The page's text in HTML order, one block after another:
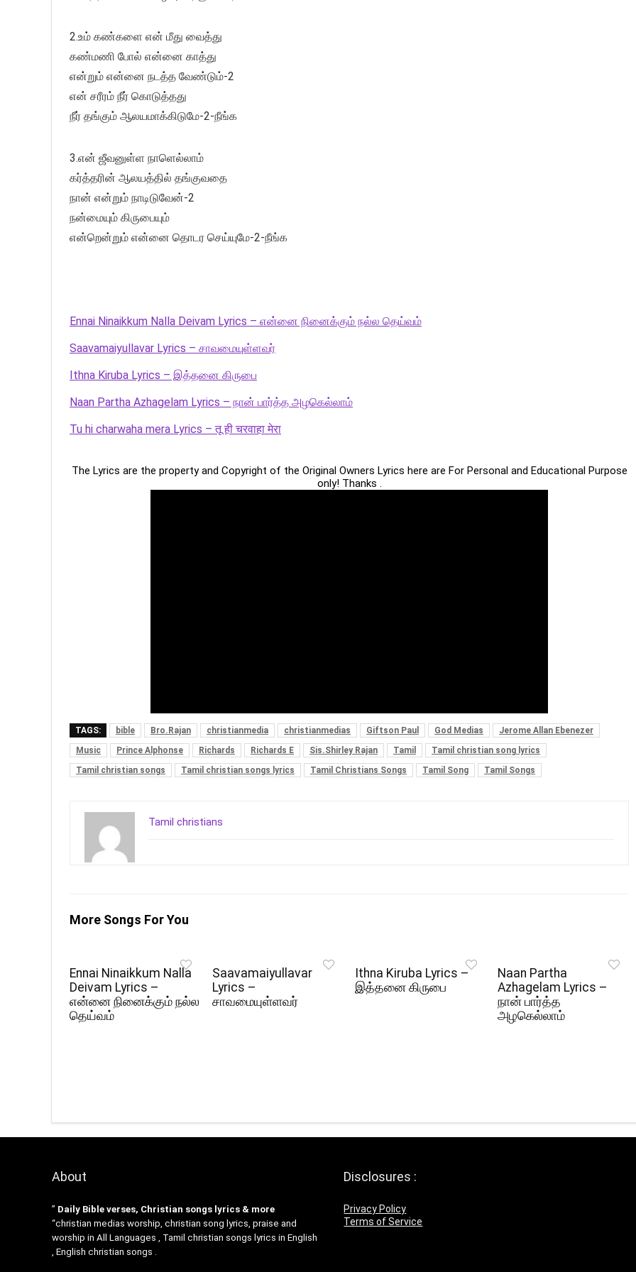
2.உம் கண்களை என் மீது வைத்து
கண்மணி போல் என்னை காத்து
என்றும் என்னை நடத்த வேண்டும்-2
என் சரீரம் நீர் கொடுத்தது
நீர் தங்கும் ஆலயமாக்கிடுமே-2-நீங்க
3.என் ஜீவனுள்ள நாளெல்லாம்
கர்த்தரின் ஆலயத்தில் தங்குவதை
நான் என்றும் நாடிடுவேன்-2
நன்மையும் கிருபையும்
என்றென்றும் என்னை தொடர செய்யுமே-2-நீங்க
Ennai Ninaikkum Nalla Deivam Lyrics – என்னை நினைக்கும் நல்ல தெய்வம்
Saavamaiyullavar Lyrics – சாவமையுள்ளவர்
Ithna Kiruba Lyrics – இத்தனை கிருபை
Naan Partha Azhagelam Lyrics – நான் பார்த்த அழகெல்லாம்
Tu hi charwaha mera Lyrics – तू ही चरवाहा मेरा
The Lyrics are the property and Copyright of the Original Owners Lyrics here are For Personal and Educational Purpose
only! Thanks .
TAGS: bible Bro.Rajan christianmedia christianmedias Giftson Paul God Medias
Jerome Allan Ebenezer
Music
Prince Alphonse Richards Richards E Sis.Shirley Rajan Tamil
Tamil christian song lyrics
Tamil christian songs
Tamil christian songs lyrics Tamil Christians Songs Tamil Song Tamil Songs
Tamil christians
More Songs For You
Ennai Ninaikkum Nalla
Deivam Lyrics –
என்னை நினைக்கும் நல்ல
தெய்வம்
Saavamaiyullavar
Lyrics –
சாவமையுள்ளவர்
Ithna Kiruba Lyrics –
இத்தனை கிருபை
Naan Partha
Azhagelam Lyrics –
நான் பார்த்த
அழகெல்லாம்
About
” Daily Bible verses, Christian songs lyrics & more
“christian medias worship, christian song lyrics, praise and
worship in All Languages , Tamil christian songs lyrics in English
, English christian songs .
Disclosures :
Privacy Policy
Terms of Service